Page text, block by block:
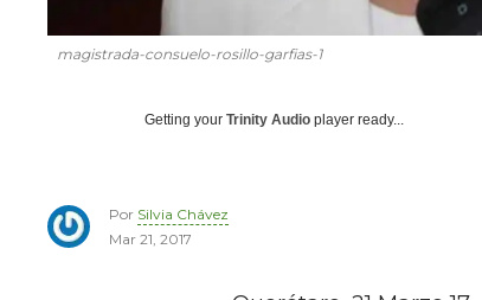
magistrada-consuelo-rosillo-garfias-1
Getting your Trinity Audio player ready...
Por Silvia Chávez
Mar 21, 2017